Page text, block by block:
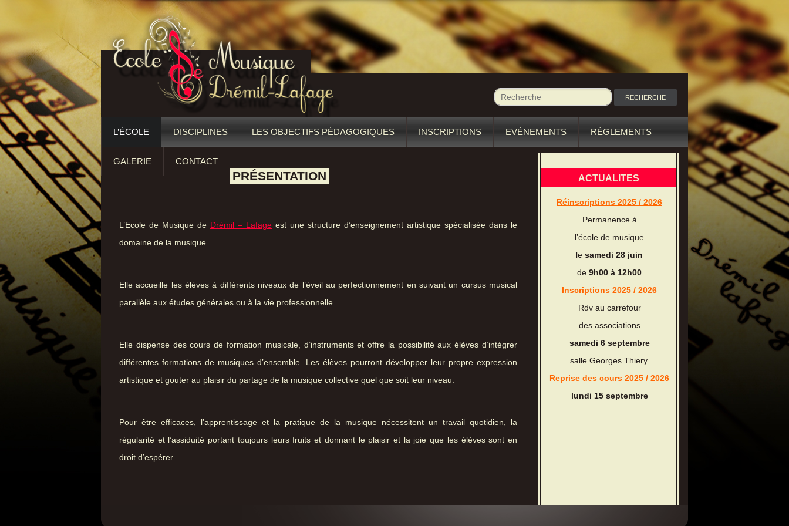
L’ÉCOLE DISCIPLINES LES OBJECTIFS PÉDAGOGIQUES INSCRIPTIONS EVÈNEMENTS RÈGLEMENTS
GALERIE CONTACT
ACTUALITES
Réinscriptions 2025 / 2026
Permanence à
l’école de musique
le samedi 28 juin
de 9h00 à 12h00
Inscriptions 2025 / 2026
Rdv au carrefour
des associations
samedi 6 septembre
salle Georges Thiery.
Reprise des cours 2025 / 2026
lundi 15 septembre
PRÉSENTATION
L’Ecole de Musique de Drémil – Lafage est une structure d’enseignement artistique spécialisée dans le
domaine de la musique.
Elle accueille les élèves à différents niveaux de l’éveil au perfectionnement en suivant un cursus musical
parallèle aux études générales ou à la vie professionnelle.
Elle dispense des cours de formation musicale, d’instruments et offre la possibilité aux élèves d’intégrer
différentes formations de musiques d’ensemble. Les élèves pourront développer leur propre expression
artistique et gouter au plaisir du partage de la musique collective quel que soit leur niveau.
Pour être efficaces, l’apprentissage et la pratique de la musique nécessitent un travail quotidien, la
régularité et l’assiduité portant toujours leurs fruits et donnant le plaisir et la joie que les élèves sont en
droit d’espérer.